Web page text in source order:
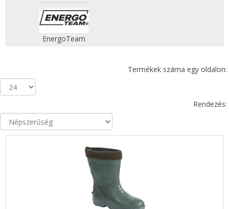
EnergoTeam
Termékek száma egy oldalon:
Rendezés: